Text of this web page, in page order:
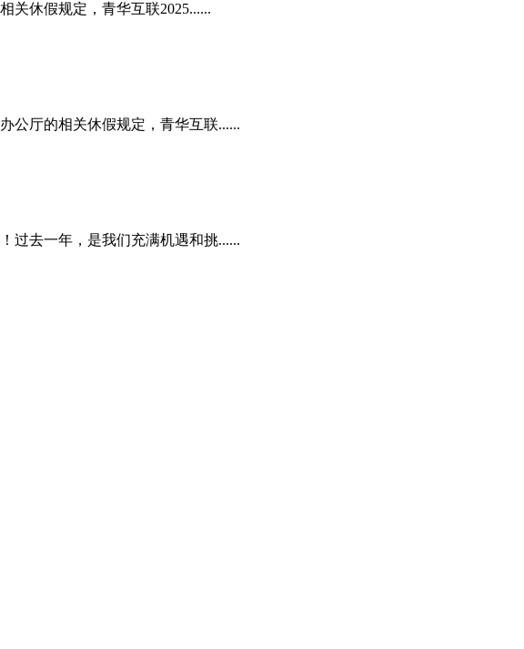
关休假规定，青华互联2025......
公厅的相关休假规定，青华互联......
过去一年，是我们充满机遇和挑......